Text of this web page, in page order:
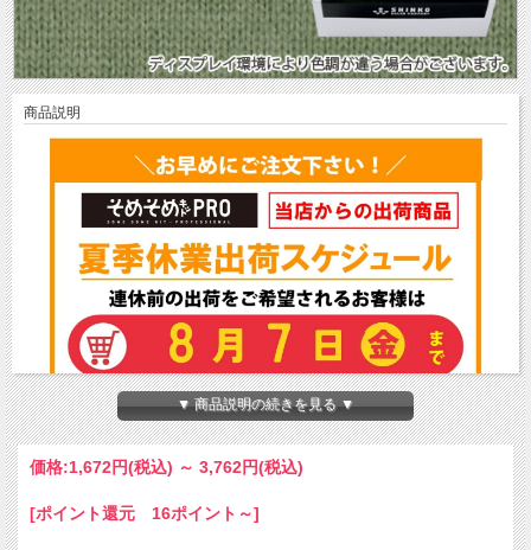
商品説明
▼ 商品説明の続きを見る ▼
価格:1,672円(税込) ～ 3,762円(税込)
[ポイント還元 16ポイント～]